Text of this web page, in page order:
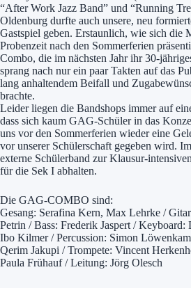
“After Work Jazz Band” und “Running
Oldenburg durfte auch unsere, neu
Gastspiel geben. Erstaunlich, wie sich die
Probenzeit nach den Sommerferien
Combo, die im nächsten Jahr ihr 30-
sprang nach nur ein paar Takten auf das
lang anhaltendem Beifall und
brachte.
Leider liegen die Bandshops immer auf
dass sich kaum GAG-Schüler in das
uns vor den Sommerferien wieder eine
vor unserer Schülerschaft gegeben wird.
externe Schülerband zur Klausur-
für die Sek I abhalten.
Die GAG-COMBO sind:
Gesang: Serafina Kern, Max Lehrke /
Petrin / Bass: Frederik Jaspert /
Ibo Kilmer / Percussion: Simon
Qerim Jakupi / Trompete: Vincent
Paula Frühauf / Leitung: Jörg Olesch